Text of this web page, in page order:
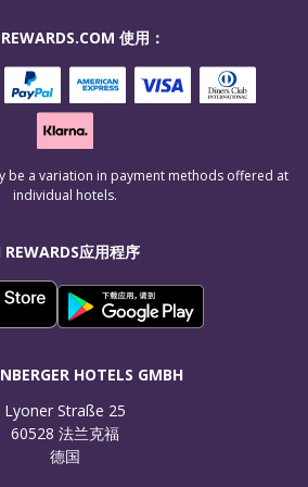
REWARDS应用程序
HOTELS GMBH
Lyoner Straße 25
60528 法兰克福
德国
使用：
be a variation in payment methods offered at
individual hotels.